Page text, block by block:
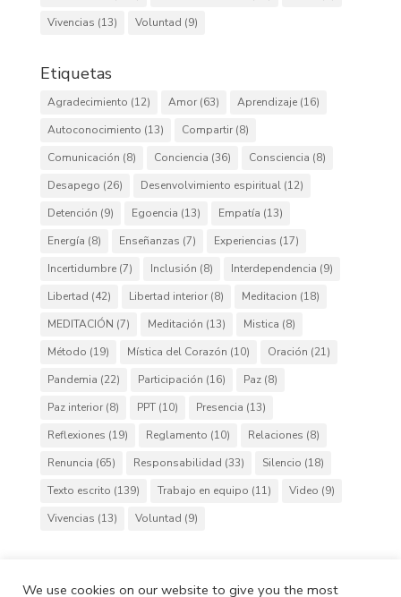
Vivencias (13) Voluntad (9)
Etiquetas
Agradecimiento (12) Amor(63) Aprendizaje(16)
Autoconocimiento (13) Compartir(8)
Comunicación (8) Conciencia (36) Consciencia (8)
Desapego (26) Desenvolvimiento espiritual(12)
Detención (9) Egoencia (13) Empatía (13)
Energía (8) Enseñanzas (7) Experiencias (17)
Incertidumbre(7) Inclusión (8) Interdependencia (9)
Libertad (42) Libertad interior(8) Meditacion (18)
MEDITACIÓN (7) Meditación (13) Mistica (8)
Método (19) Mística del Corazón (10) Oración (21)
Pandemia (22) Participación (16) Paz(8)
Paz interior(8) PPT(10) Presencia (13)
Reflexiones (19) Reglamento (10) Relaciones (8)
Renuncia (65) Responsabilidad (33) Silencio (18)
Texto escrito (139) Trabajo en equipo (11) Video (9)
Vivencias (13) Voluntad (9)
We use cookies on our website to give you the most